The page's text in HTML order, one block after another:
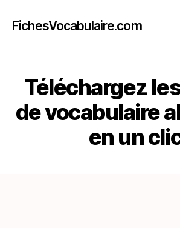
FichesVocabulaire.com
Téléchargez
de vocabulaire
en un